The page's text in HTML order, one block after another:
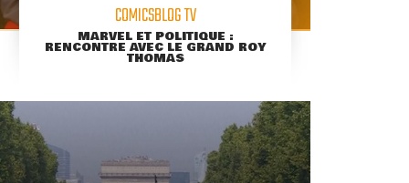
COMICSBLOG TV
MARVEL ET POLITIQUE :
RENCONTRE AVEC LE GRAND ROY
THOMAS